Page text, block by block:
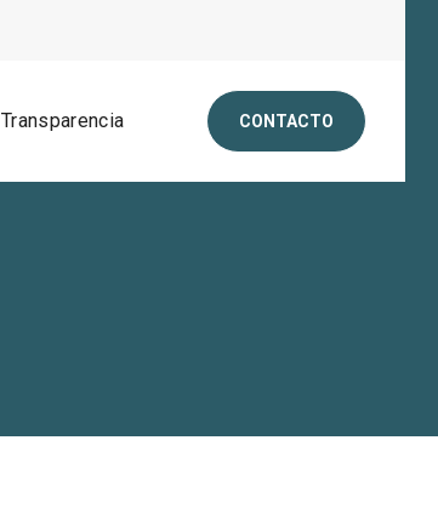
Transparencia CONTACTO